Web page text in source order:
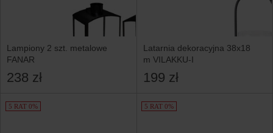
Lampiony 2 szt. metalowe
FANAR
238 zł
Latarnia dekoracyjna 38x18
m VILAKKU-I
199 zł
5 RAT 0% 5 RAT 0%